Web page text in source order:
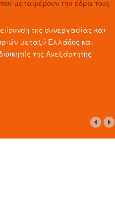
μεταφέρουν την έδρα τους
της συνεργασίας και
μεταξύ Ελλάδος και
της Ανεξάρτητης